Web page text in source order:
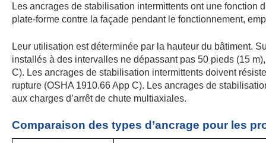
Les ancrages de stabilisation intermittents ont une fonction
plate-forme contre la façade pendant le fonctionnement,
Leur utilisation est déterminée par la hauteur du bâtiment.
installés à des intervalles ne dépassant pas 50 pieds (15
C). Les ancrages de stabilisation intermittents doivent
rupture (OSHA 1910.66 App C). Les ancrages de
aux charges d’arrêt de chute multiaxiales.
Comparaison des types d’ancrage pour les